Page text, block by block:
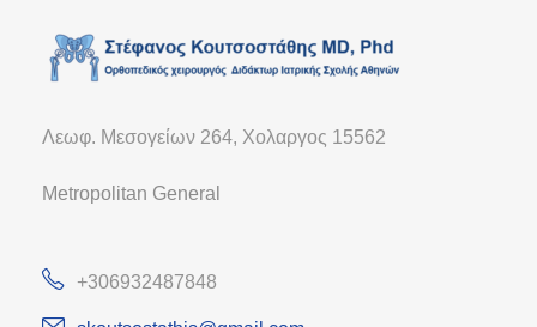
Λεωφ. Μεσογείων 264, Χολαργος 15562
Metropolitan General
+306932487848